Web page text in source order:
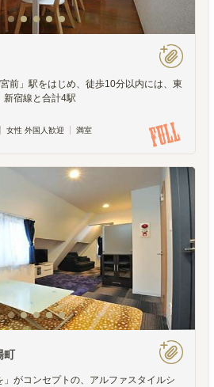
前」駅をはじめ、徒歩10分以内には、東
新宿線と合計4駅
女性 外国人歓迎 満室
町
」がコンセプトの、アルファスタイルシ